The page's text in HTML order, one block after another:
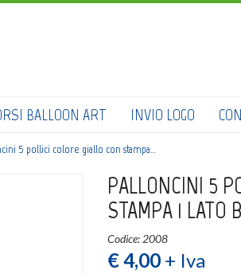
CATALOGO
CHI SIAMO
CORSI BALLOON ART
INVIO LOGO
CONTATTI
BALLOON ART INVIO LOGO
5 pollici colore giallo con stampa…
PALLONCINI 5
STAMPA 1 LATO
Codice: 2008
€ 4,00 + Iva